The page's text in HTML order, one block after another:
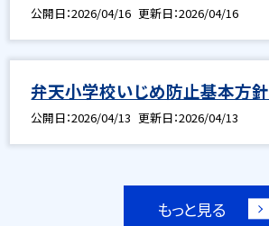
公開日 2026/04/16 更新日 2026/04/16
弁天小学校いじめ防止基本方針
公開日 2026/04/13 更新日 2026/04/13
もっと見る